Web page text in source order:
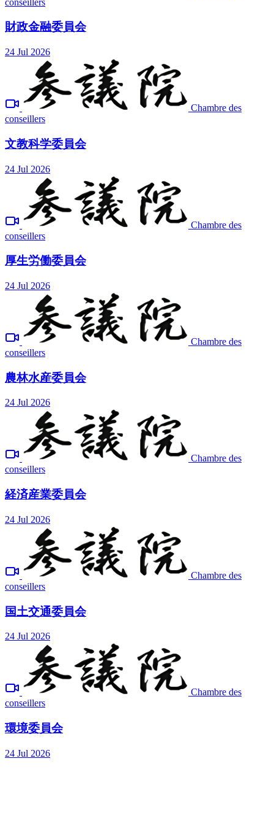
財政金融委員会
24 Jul 2026
Chambre des
conseillers
文教科学委員会
24 Jul 2026
Chambre des
conseillers
厚生労働委員会
24 Jul 2026
Chambre des
conseillers
農林水産委員会
24 Jul 2026
Chambre des
conseillers
経済産業委員会
24 Jul 2026
Chambre des
conseillers
国土交通委員会
24 Jul 2026
Chambre des
conseillers
環境委員会
24 Jul 2026